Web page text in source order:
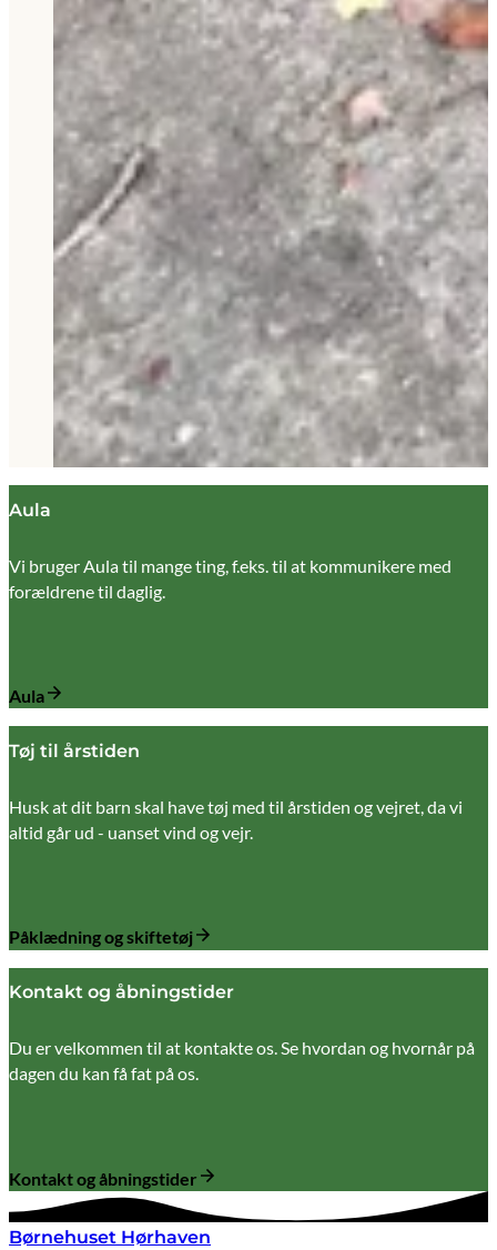
Aula
Vi bruger Aula til mange ting, f.eks. til at kommunikere med
forældrene til daglig.
Aula
Tøj til årstiden
Husk at dit barn skal have tøj med til årstiden og vejret, da vi
altid går ud - uanset vind og vejr.
Påklædning og skiftetøj
Kontakt og åbningstider
Du er velkommen til at kontakte os. Se hvordan og hvornår på
dagen du kan få fat på os.
Kontakt og åbningstider
Børnehuset Hørhaven